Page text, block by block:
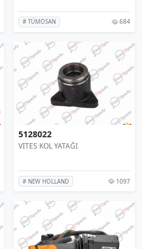
# TÜMOSAN 684
5128022
VİTES KOL YATAĞI
# NEW HOLLAND 1097